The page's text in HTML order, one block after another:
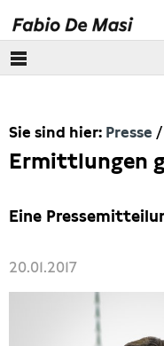
Europäisches
Presse
Pressebilder
Interviews
Sie sind hier: Presse
Ermittlungen
Eine
20.01.2017